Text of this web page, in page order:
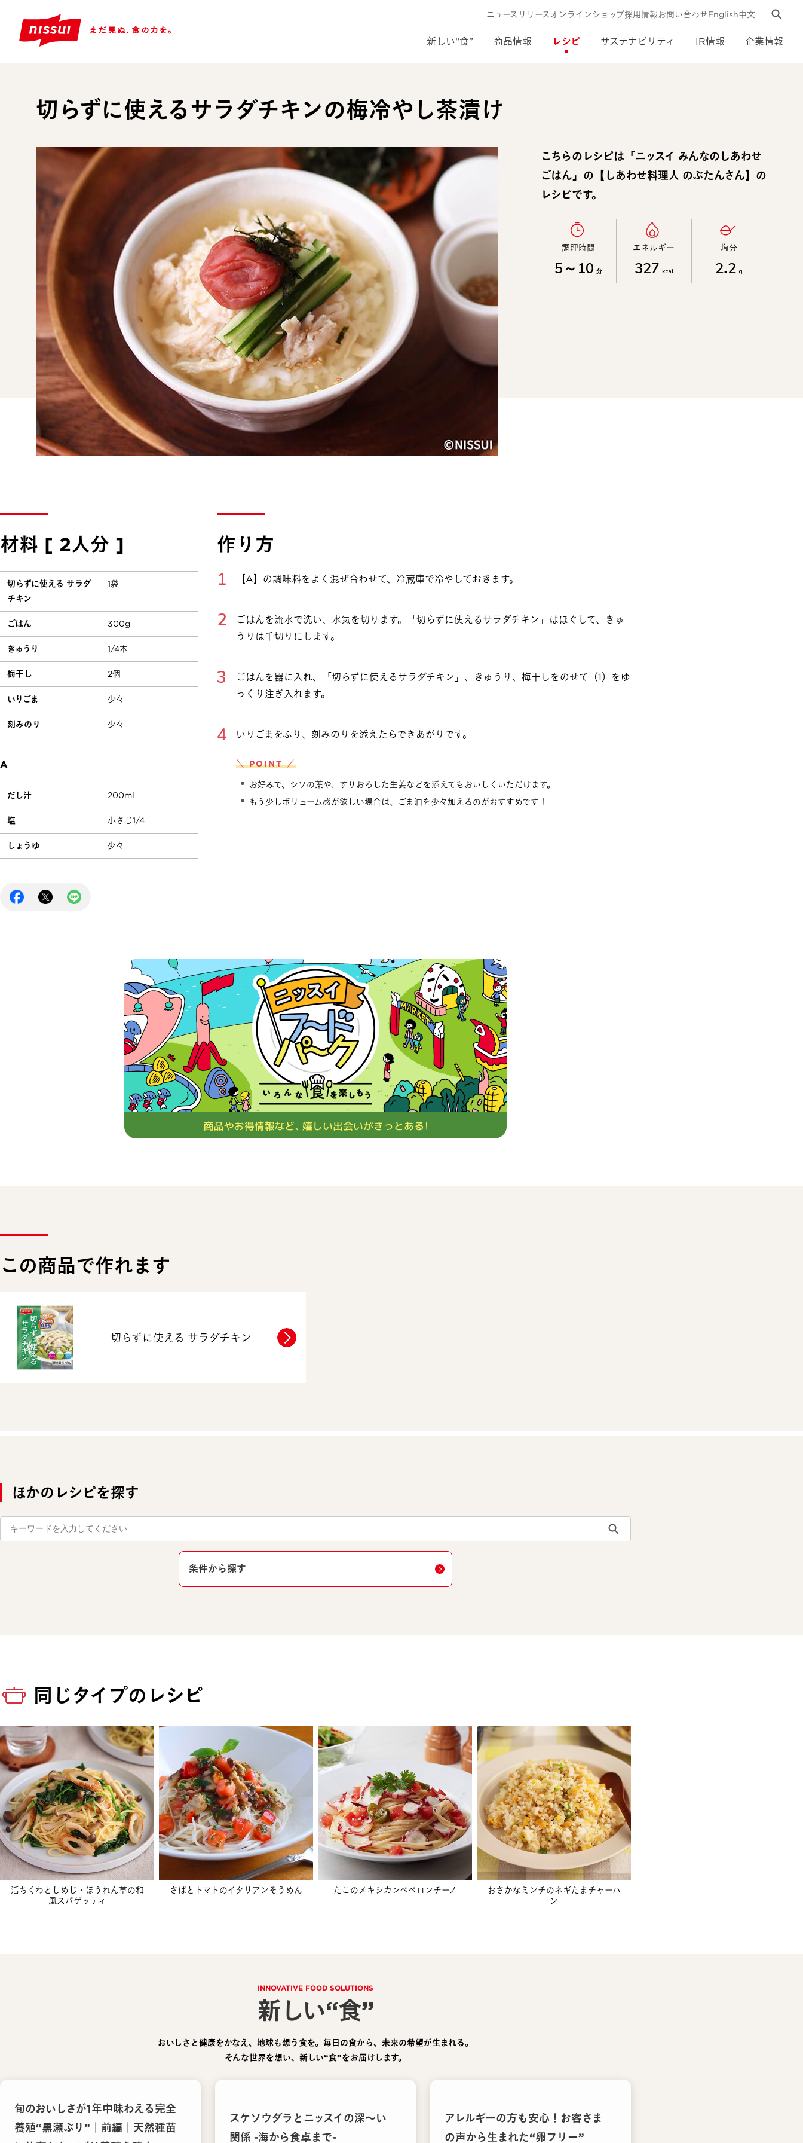
新しい“食” 商品情報 レシピ サステナビリティ IR情報 企業情報
ニュースリリースオンラインショップ採用情報お問い合わせEnglish中文
切らずに使えるサラダチキンの梅冷やし茶漬け
こちらのレシピは「ニッスイ みんなのしあわせ
ごはん」の【しあわせ料理人 のぶたんさん】の
レシピです。
調理時間​
5～10 分
エネルギー​
327 kcal
塩分​
2.2 g
材料 [ 2人分 ]
切らずに使える サラダ
チキン
1袋
ごはん 300g
きゅうり 1/4本
梅干し 2個
いりごま 少々
刻みのり 少々
A
だし汁 200ml
塩 小さじ1/4
しょうゆ 少々
作り方
【A】の調味料をよく混ぜ合わせて、冷蔵庫で冷やしておきます。
ごはんを流水で洗い、水気を切ります。「切らずに使えるサラダチキン」はほぐして、きゅ
うりは千切りにします。
ごはんを器に入れ、「切らずに使えるサラダチキン」、きゅうり、梅干しをのせて（1）をゆ
っくり注ぎ入れます。
いりごまをふり、刻みのりを添えたらできあがりです。
＼ POINT ／
お好みで、シソの葉や、すりおろした生姜などを添えてもおいしくいただけます。
もう少しボリューム感が欲しい場合は、ごま油を少々加えるのがおすすめです！
この商品で作れます
切らずに使える サラダチキン
ほかのレシピを探す
条件から探す
同じタイプのレシピ
活ちくわとしめじ・ほうれん草の和
風スパゲッティ
さばとトマトのイタリアンそうめん たこのメキシカンペペロンチーノ
おさかなミンチのネギたまチャーハ
ン
INNOVATIVE FOOD SOLUTIONS
新しい“食”
おいしさと健康をかなえ、地球も想う食を。毎日の食から、未来の希望が生まれる。
そんな世界を想い、新しい“食”をお届けします。
旬のおいしさが1年中味わえる完全
養殖“黒瀬ぶり”｜前編｜天然種苗
スケソウダラとニッスイの深〜い
関係 -海から食卓まで-
アレルギーの方も安心！お客さま
の声から生まれた“卵フリー”